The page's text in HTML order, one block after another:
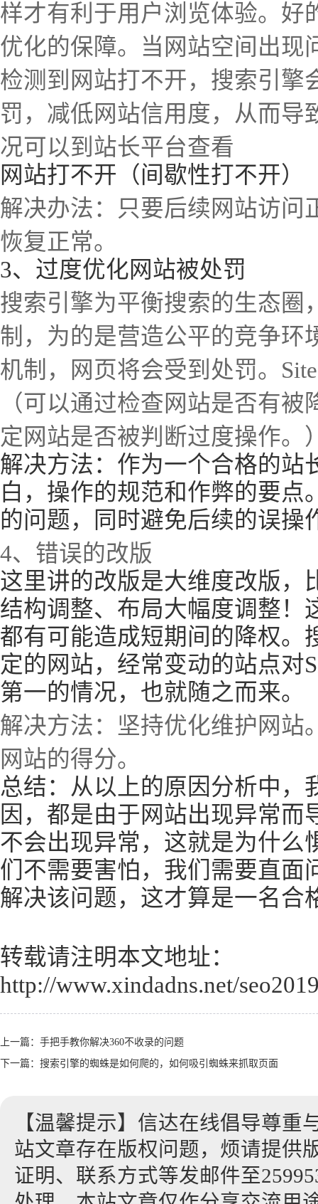
样才有利于用户浏览体验。好
优化的保障。当网站空间出现
检测到网站打不开，搜索引擎
罚，减低网站信用度，从而导
况可以到站长平台查看
网站打不开（间歇性打不开）
解决办法：只要后续网站访问
恢复正常。
3、过度优化网站被处罚
搜索引擎为平衡搜索的生态圈
制，为的是营造公平的竞争环
机制，网页将会受到处罚。
（可以通过检查网站是否有
定网站是否被判断过度操作。
解决方法：作为一个合格的站
白，操作的规范和作弊的要点
的问题，同时避免后续的误操
4、错误的改版
这里讲的改版是大维度改版，
结构调整、布局大幅度调整！
都有可能造成短期间的降权。
定的网站，经常变动的站点对
第一的情况，也就随之而来。
解决方法：坚持优化维护网站
网站的得分。
总结：从以上的原因分析中，
因，都是由于网站出现异常而
不会出现异常，这就是为什么
们不需要害怕，我们需要直面
解决该问题，这才算是一名合
转载请注明本文地址：
http://www.xindadns.net/
上一篇： 手把手教你解决360不收录的问题
下一篇： 搜索引擎的蜘蛛是如何爬的，如何吸引蜘蛛来抓取页面
【温馨提示】信达在线倡导尊重
站文章存在版权问题，烦请提供
证明、联系方式等发邮件至